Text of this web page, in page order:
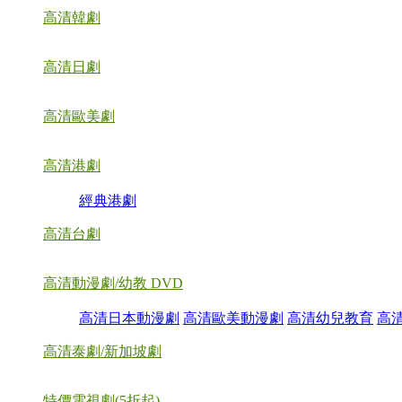
高清韓劇
高清日劇
高清歐美劇
高清港劇
經典港劇
高清台劇
高清動漫劇/幼教 DVD
高清日本動漫劇 高清歐美動漫劇 高清幼兒教育 高
高清泰劇/新加坡劇